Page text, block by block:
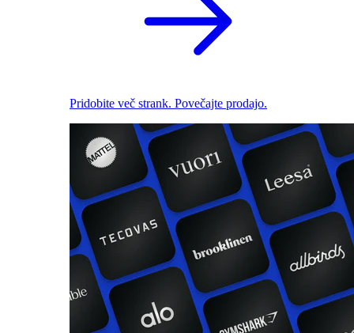
Pridobite več strank. Povečajte prodajo.